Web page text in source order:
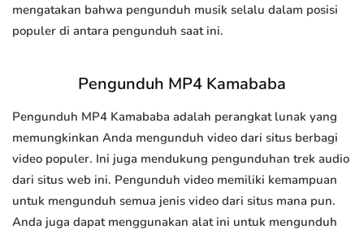
mengatakan bahwa pengunduh musik selalu dalam posisi
populer di antara pengunduh saat ini.
Pengunduh MP4 Kamababa
Pengunduh MP4 Kamababa adalah perangkat lunak yang
memungkinkan Anda mengunduh video dari situs berbagi
video populer. Ini juga mendukung pengunduhan trek audio
dari situs web ini. Pengunduh video memiliki kemampuan
untuk mengunduh semua jenis video dari situs mana pun.
Anda juga dapat menggunakan alat ini untuk mengunduh